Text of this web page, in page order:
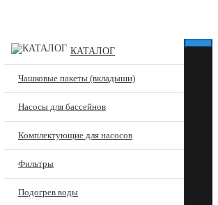
КАТАЛОГ
Чашковые пакеты (вкладыши)
Насосы для бассейнов
Комплектующие для насосов
Фильтры
Подогрев воды